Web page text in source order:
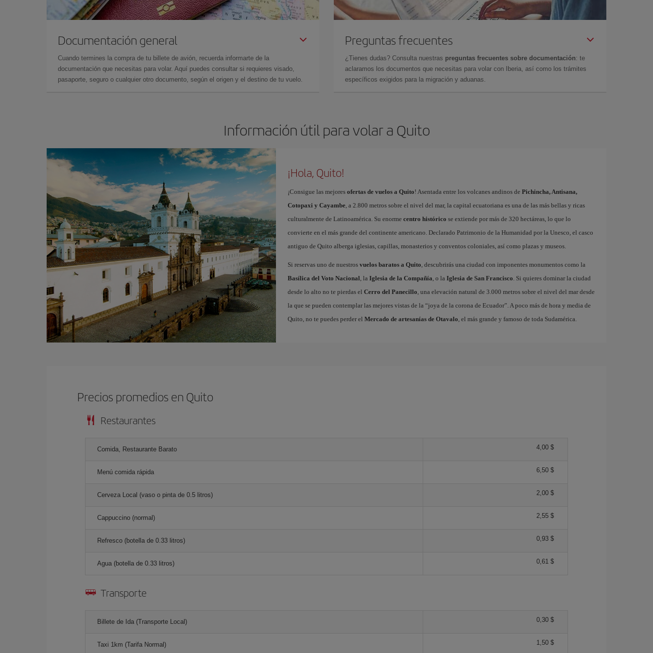
Documentación general
Cuando termines la compra de tu billete de avión, recuerda informarte de la
documentación que necesitas para volar. Aquí puedes consultar si requieres visado,
pasaporte, seguro o cualquier otro documento, según el origen y el destino de tu vuelo.
Preguntas frecuentes
¿Tienes dudas? Consulta nuestras preguntas frecuentes sobre documentación: te
aclaramos los documentos que necesitas para volar con Iberia, así como los trámites
específicos exigidos para la migración y aduanas.
Información útil para volar a Quito
¡Hola, Quito!
¡Consigue las mejores ofertas de vuelos a Quito! Asentada entre los volcanes andinos de Pichincha, Antisana,
Cotopaxi y Cayambe, a 2.800 metros sobre el nivel del mar, la capital ecuatoriana es una de las más bellas y ricas
culturalmente de Latinoamérica. Su enorme centro histórico se extiende por más de 320 hectáreas, lo que lo
convierte en el más grande del continente americano. Declarado Patrimonio de la Humanidad por la Unesco, el casco
antiguo de Quito alberga iglesias, capillas, monasterios y conventos coloniales, así como plazas y museos.
Si reservas uno de nuestros vuelos baratos a Quito, descubrirás una ciudad con imponentes monumentos como la
Basílica del Voto Nacional, la Iglesia de la Compañía, o la Iglesia de San Francisco. Si quieres dominar la ciudad
desde lo alto no te pierdas el Cerro del Panecillo, una elevación natural de 3.000 metros sobre el nivel del mar desde
la que se pueden contemplar las mejores vistas de la “joya de la corona de Ecuador”. A poco más de hora y media de
Quito, no te puedes perder el Mercado de artesanías de Otavalo, el más grande y famoso de toda Sudamérica.
Precios promedios en Quito
Restaurantes
Comida, Restaurante Barato 4,00 $
Menú comida rápida 6,50 $
Cerveza Local (vaso o pinta de 0.5 litros) 2,00 $
Cappuccino (normal) 2,55 $
Refresco (botella de 0.33 litros) 0,93 $
Agua (botella de 0.33 litros) 0,61 $
Transporte
Billete de Ida (Transporte Local) 0,30 $
Taxi 1km (Tarifa Normal) 1,50 $